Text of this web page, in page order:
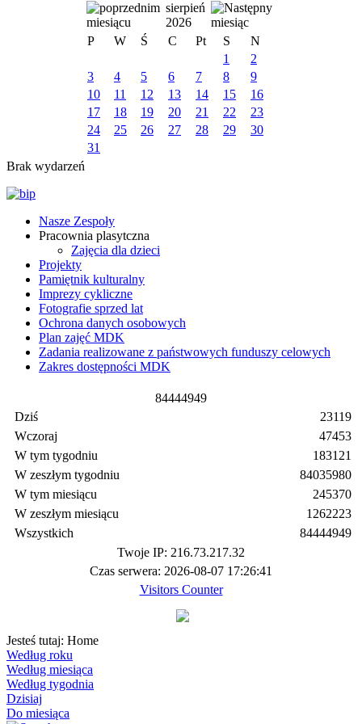
sierpień
2026
P
W Ś C Pt S
N
1
2
3
4 5 6 7 8
9
10
11 12 13 14 15
16
17
18 19 20 21 22
23
24
25 26 27 28 29
30
31
Brak wydarzeń
Nasze Zespoły
Pracownia plasytczna
Zajęcia dla dzieci
Projekty
Pamiętnik kulturalny
Imprezy cykliczne
Fotografie sprzed lat
Ochrona danych osobowych
Plan zajęć MDK
Zadania realizowane z państwowych funduszy celowych
Zakres dostępności MDK
84444949
Dziś
Wczoraj
W tym tygodniu
W zeszłym tygodniu
W tym miesiącu
W zeszłym miesiącu
Wszystkich
23119
47453
183121
84035980
245370
1262223
84444949
Twoje IP: 216.73.217.32
Czas serwera: 2026-08-07 17:26:41
Visitors Counter
Jesteś tutaj: Home
Według roku
Według miesiąca
Według tygodnia
Dzisiaj
Do miesiąca